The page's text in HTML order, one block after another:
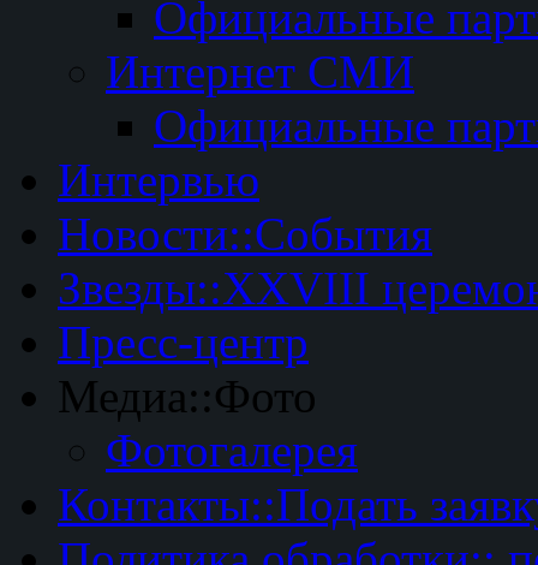
Официальные
Интернет СМИ
Официальные
Интервью
Новости::События
Звезды::XXVIII
Пресс-центр
Медиа::Фото
Фотогалерея
Контакты::Подать